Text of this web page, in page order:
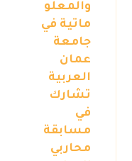
والمعلو
ماتية في
جامعة
عمان
العربية
تشارك
في
مسابقة
محاربي